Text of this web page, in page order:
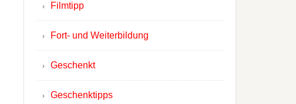
Filmtipp
Fort- und Weiterbildung
Geschenkt
Geschenktipps